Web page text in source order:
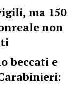
ma 150
non
beccati e